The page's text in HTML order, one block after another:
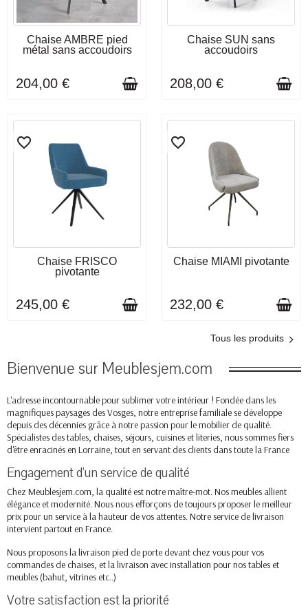
DÉLAI DE LIVRAISON : 10 À
12 SEMAINES
Chaise AMBRE pied
métal sans accoudoirs
204,00 €
DÉLAI DE LIVRAISON : 6 À 8
SEMAINES
Chaise SUN sans
accoudoirs
208,00 €
DÉLAI DE LIVRAISON : 3 À 4
SEMAINES
favorite_border
Chaise FRISCO
pivotante
245,00 €
DÉLAI DE LIVRAISON : 3 À 4
SEMAINES
favorite_border
Chaise MIAMI pivotante
232,00 €
Tous les produits
Bienvenue sur Meublesjem.com
L'adresse incontournable pour sublimer votre intérieur ! Fondée dans les
magnifiques paysages des Vosges, notre entreprise familiale se développe
depuis des décennies grâce à notre passion pour le mobilier de qualité.
Spécialistes des tables, chaises, séjours, cuisines et literies, nous sommes fiers
d'être enracinés en Lorraine, tout en servant des clients dans toute la France
Engagement d'un service de qualité
Chez Meublesjem.com, la qualité est notre maître-mot. Nos meubles allient
élégance et modernité. Nous nous efforçons de toujours proposer le meilleur
prix pour un service à la hauteur de vos attentes. Notre service de livraison
intervient partout en France.
Nous proposons la livraison pied de porte devant chez vous pour vos
commandes de chaises, et la livraison avec installation pour nos tables et
meubles (bahut, vitrines etc..)
Votre satisfaction est la priorité